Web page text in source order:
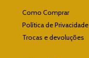
Como Comprar
Política de Privacidade
Trocas e devoluções